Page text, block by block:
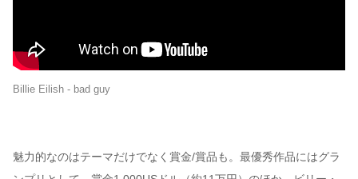
Billie Eilish - bad guy
魅力的なのはテーマだけでなく賞金/賞品も。最優秀作品にはグラ